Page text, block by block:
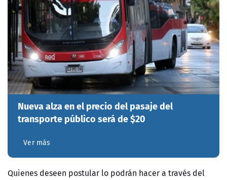
Nueva alza en el precio del pasaje del
transporte público será de $20
Ver más
Quienes deseen postular lo podrán hacer a través del